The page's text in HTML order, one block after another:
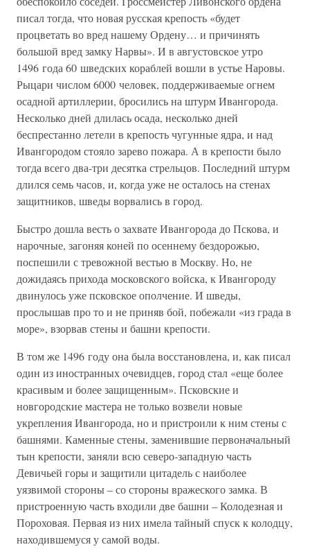
писал тогда, что новая русская крепость «будет
процветать во вред нашему Ордену… и причинять
большой вред замку Нарвы». И в августовское утро
1496 года 60 шведских кораблей вошли в устье Наровы.
Рыцари числом 6000 человек, поддерживаемые огнем
осадной артиллерии, бросились на штурм Ивангорода.
Несколько дней длилась осада, несколько дней
беспрестанно летели в крепость чугунные ядра, и над
Ивангородом стояло зарево пожара. А в крепости было
тогда всего два-три десятка стрельцов. Последний штурм
длился семь часов, и, когда уже не осталось на стенах
защитников, шведы ворвались в город.
Быстро дошла весть о захвате Ивангорода до Пскова, и
нарочные, загоняя коней по осеннему бездорожью,
поспешили с тревожной вестью в Москву. Но, не
дожидаясь прихода московского войска, к Ивангороду
двинулось уже псковское ополчение. И шведы,
прослышав про то и не приняв бой, побежали «из града в
море», взорвав стены и башни крепости.
В том же 1496 году она была восстановлена, и, как писал
один из иностранных очевидцев, город стал «еще более
красивым и более защищенным». Псковские и
новгородские мастера не только возвели новые
укрепления Ивангорода, но и пристроили к ним стены с
башнями. Каменные стены, заменившие первоначальный
тын крепости, заняли всю северо-западную часть
Девичьей горы и защитили цитадель с наиболее
уязвимой стороны – со стороны вражеского замка. В
пристроенную часть входили две башни – Колодезная и
Пороховая. Первая из них имела тайный спуск к колодцу,
находившемуся у самой воды.